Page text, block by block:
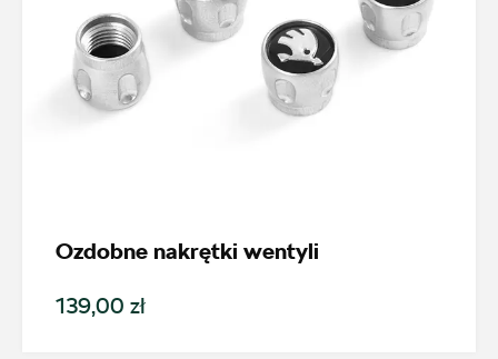
Ozdobne nakrętki wentyli
139,00 zł
+48 122 527 400
czesci.skoda@autoluzar.pl
magazyn.katowice@autosliwka.pl